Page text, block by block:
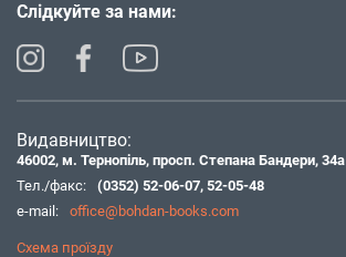
Слідкуйте за нами:
Видавництво:
46002, м. Тернопіль, просп. Степана Бандери, 34а
Тел./факс:
(0352) 52-06-07, 52-05-48
e-mail:
office@bohdan-books.com
Схема проїзду